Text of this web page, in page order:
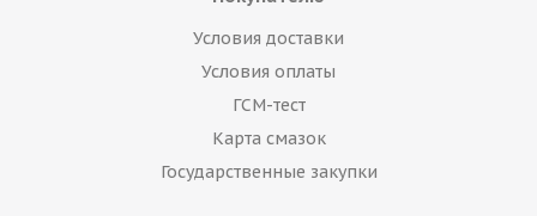
Условия доставки
Условия оплаты
ГСМ-тест
Карта смазок
Государственные закупки